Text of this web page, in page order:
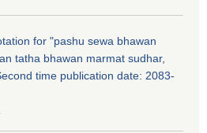
for "pashu sewa bhawan
tatha bhawan marmat sudhar,
time publication date: 2083-